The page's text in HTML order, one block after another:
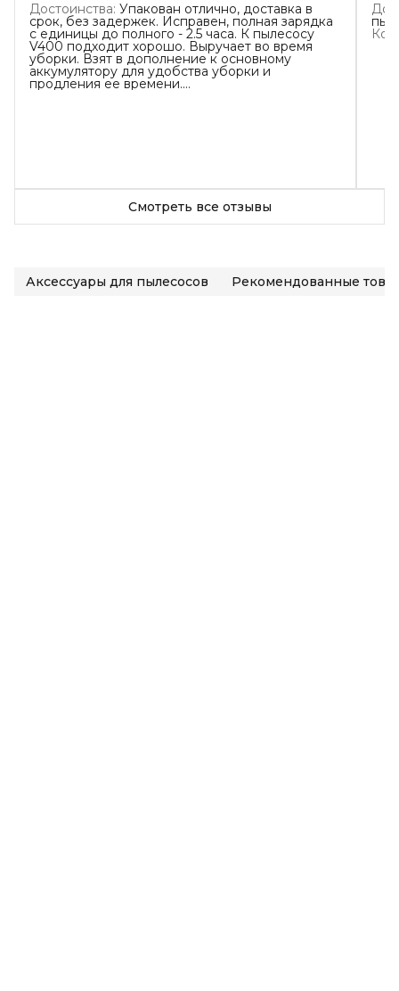
2 звезды
1 звезда
Достоинства: Упакован отлично, доставка в
срок, без задержек. Исправен, полная зарядка
с единицы до полного - 2.5 часа. К пылесосу
V400 подходит хорошо. Выручает во время
уборки. Взят в дополнение к основному
аккумулятору для удобства уборки и
продления ее времени.
Смотреть все отзывы
Аксессуары для пылесосов Рекомендованные